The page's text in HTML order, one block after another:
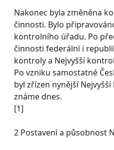
Nakonec byla změněna
činnosti. Bylo
kontrolního úřadu. Po
činnosti federální i
kontroly a Nejvyšší
Po vzniku samostatné
byl zřízen nynější
známe dnes.
[1]
2 Postavení a působnost